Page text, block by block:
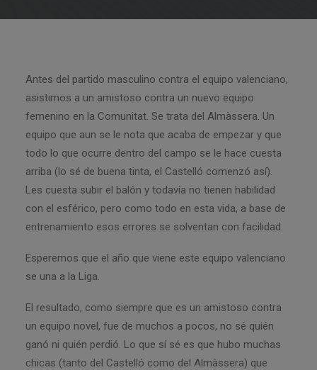
Antes del partido masculino contra el equipo valenciano,
asistimos a un amistoso contra un nuevo equipo
femenino en la Comunitat. Se trata del Almàssera. Un
equipo que aun se le nota que acaba de empezar y que
todo lo que ocurre dentro del campo se le hace cuesta
arriba (lo sé de buena tinta, el Castelló comenzó así).
Les cuesta subir el balón y todavía no tienen habilidad
con el esférico, pero como todo en esta vida, a base de
entrenamiento esos errores se solventan con facilidad.
Esperemos que el año que viene este equipo valenciano
se una a la Liga.
El resultado, como siempre que es un amistoso contra
un equipo novel, fue de muchos a pocos, no sé quién
ganó ni quién perdió. Lo que sí sé es que hubo muchas
chicas (tanto del Castelló como del Almàssera) que